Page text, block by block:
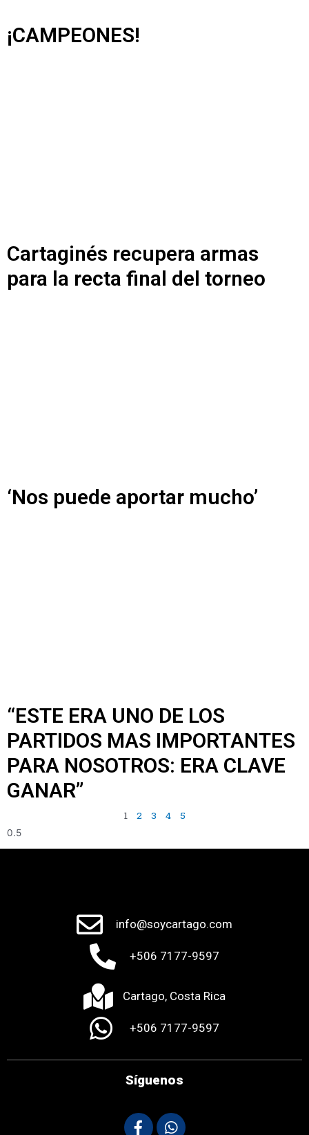
¡CAMPEONES!
Cartaginés recupera armas
para la recta final del torneo
‘Nos puede aportar mucho’
“ESTE ERA UNO DE LOS
PARTIDOS MAS IMPORTANTES
PARA NOSOTROS: ERA CLAVE
GANAR”
1 2 3 4 5
info@soycartago.com
+506 7177-9597
Cartago, Costa Rica
+506 7177-9597
Síguenos